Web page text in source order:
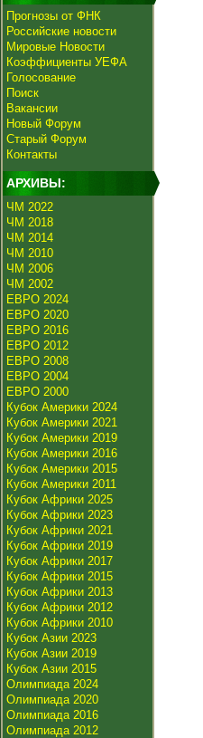
Прогнозы от ФНК
Российские новости
Мировые Новости
Коэффициенты УЕФА
Голосование
Поиск
Вакансии
Новый Форум
Старый Форум
Контакты
АРХИВЫ:
ЧМ 2022
ЧМ 2018
ЧМ 2014
ЧМ 2010
ЧМ 2006
ЧМ 2002
ЕВРО 2024
ЕВРО 2020
ЕВРО 2016
ЕВРО 2012
ЕВРО 2008
ЕВРО 2004
ЕВРО 2000
Кубок Америки 2024
Кубок Америки 2021
Кубок Америки 2019
Кубок Америки 2016
Кубок Америки 2015
Кубок Америки 2011
Кубок Африки 2025
Кубок Африки 2023
Кубок Африки 2021
Кубок Африки 2019
Кубок Африки 2017
Кубок Африки 2015
Кубок Африки 2013
Кубок Африки 2012
Кубок Африки 2010
Кубок Азии 2023
Кубок Азии 2019
Кубок Азии 2015
Олимпиада 2024
Олимпиада 2020
Олимпиада 2016
Олимпиада 2012